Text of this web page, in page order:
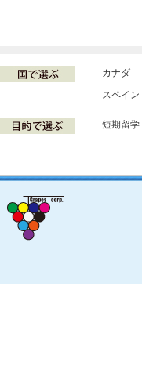
カナダ
スペイン
短期留学